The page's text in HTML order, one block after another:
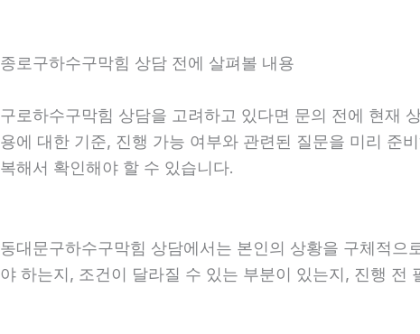
종로구하수구막힘 상담 전에 살펴볼 내용
구로하수구막힘 상담을 고려하고 있다면 문의 전에 현재
용에 대한 기준, 진행 가능 여부와 관련된 질문을 미리 준
복해서 확인해야 할 수 있습니다.
동대문구하수구막힘 상담에서는 본인의 상황을 구체적
야 하는지, 조건이 달라질 수 있는 부분이 있는지, 진행